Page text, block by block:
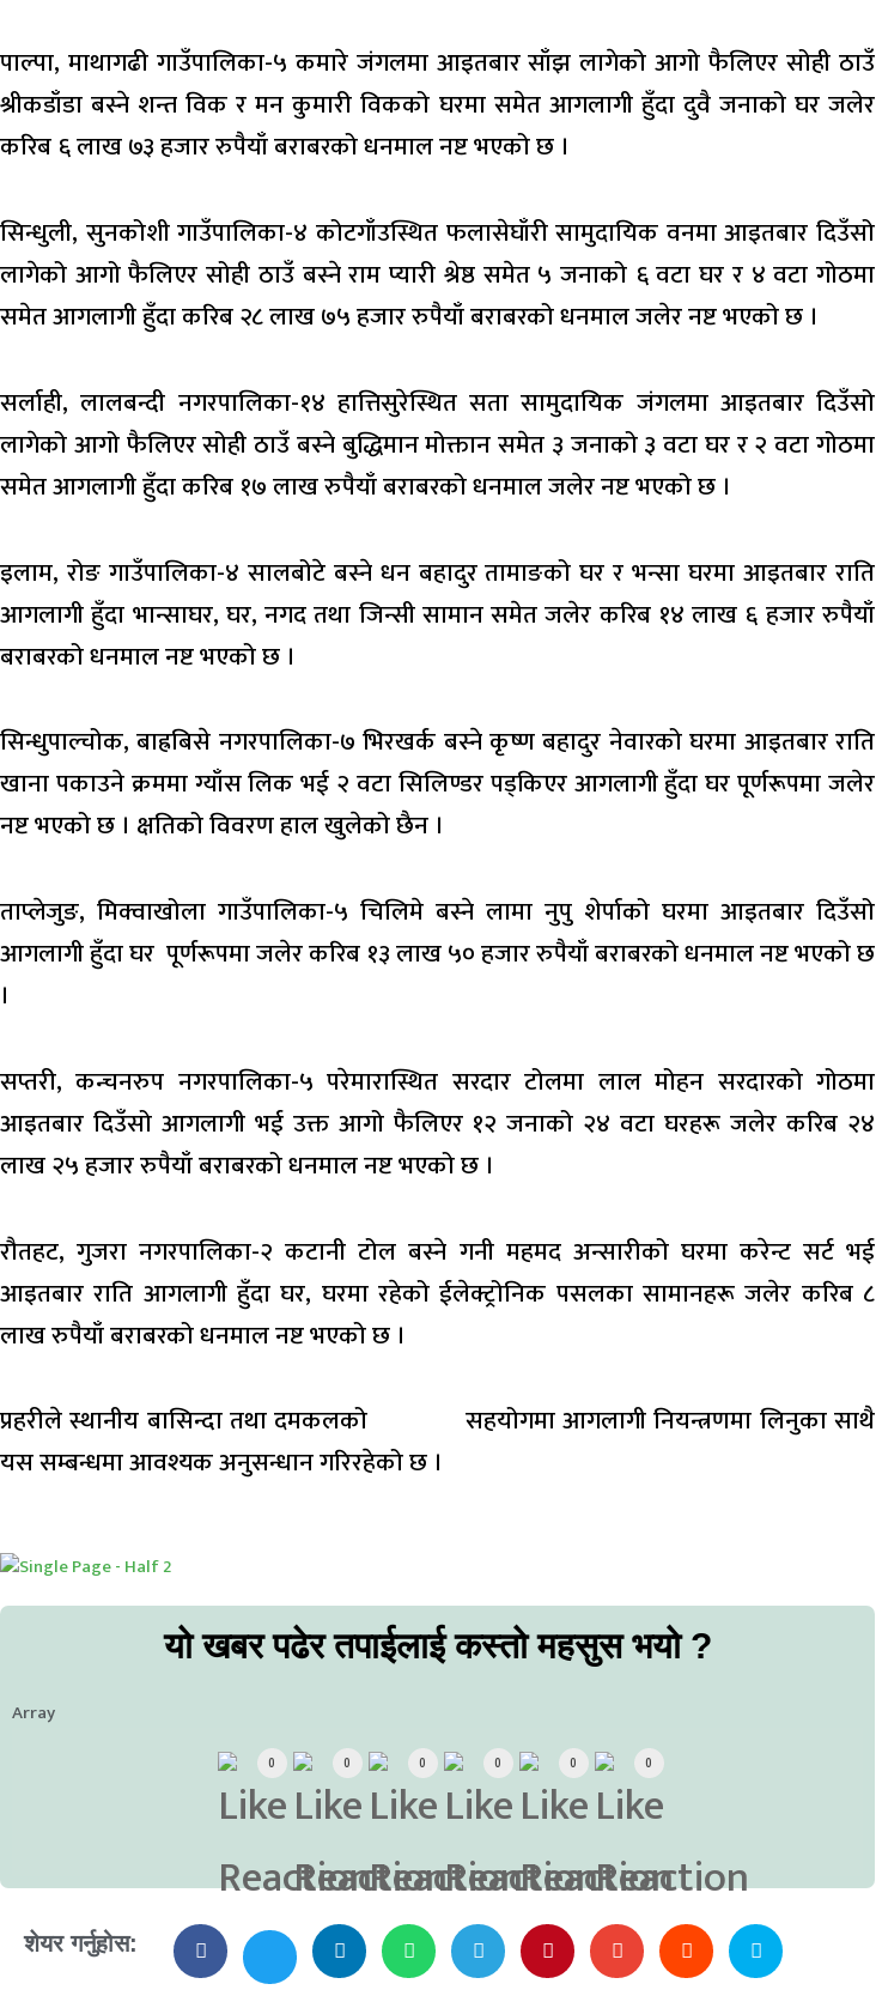
पाल्पा, माथागढी गाउँपालिका-५ कमारे जंगलमा आइतबार साँझ लागेको आगो फैलिएर सोही ठाउँ
श्रीकडाँडा बस्ने शन्त विक र मन कुमारी विकको घरमा समेत आगलागी हुँदा दुवै जनाको घर जलेर
करिब ६ लाख ७३ हजार रुपैयाँ बराबरको धनमाल नष्ट भएको छ ।
सिन्धुली, सुनकोशी गाउँपालिका-४ कोटगाँउस्थित फलासेघाँरी सामुदायिक वनमा आइतबार दिउँसो
लागेको आगो फैलिएर सोही ठाउँ बस्ने राम प्यारी श्रेष्ठ समेत ५ जनाको ६ वटा घर र ४ वटा गोठमा
समेत आगलागी हुँदा करिब २८ लाख ७५ हजार रुपैयाँ बराबरको धनमाल जलेर नष्ट भएको छ ।
सर्लाही, लालबन्दी नगरपालिका-१४ हात्तिसुरेस्थित सता सामुदायिक जंगलमा आइतबार दिउँसो
लागेको आगो फैलिएर सोही ठाउँ बस्ने बुद्धिमान मोक्तान समेत ३ जनाको ३ वटा घर र २ वटा गोठमा
समेत आगलागी हुँदा करिब १७ लाख रुपैयाँ बराबरको धनमाल जलेर नष्ट भएको छ ।
इलाम, रोङ गाउँपालिका-४ सालबोटे बस्ने धन बहादुर तामाङको घर र भन्सा घरमा आइतबार राति
आगलागी हुँदा भान्साघर, घर, नगद तथा जिन्सी सामान समेत जलेर करिब १४ लाख ६ हजार रुपैयाँ
बराबरको धनमाल नष्ट भएको छ ।
सिन्धुपाल्चोक, बाह्रबिसे नगरपालिका-७ भिरखर्क बस्ने कृष्ण बहादुर नेवारको घरमा आइतबार राति
खाना पकाउने क्रममा ग्याँस लिक भई २ वटा सिलिण्डर पड्किएर आगलागी हुँदा घर पूर्णरूपमा जलेर
नष्ट भएको छ । क्षतिको विवरण हाल खुलेको छैन ।
ताप्लेजुङ, मिक्वाखोला गाउँपालिका-५ चिलिमे बस्ने लामा नुपु शेर्पाको घरमा आइतबार दिउँसो
आगलागी हुँदा घर पूर्णरूपमा जलेर करिब १३ लाख ५० हजार रुपैयाँ बराबरको धनमाल नष्ट भएको छ
।
सप्तरी, कन्चनरुप नगरपालिका-५ परेमारास्थित सरदार टोलमा लाल मोहन सरदारको गोठमा
आइतबार दिउँसो आगलागी भई उक्त आगो फैलिएर १२ जनाको २४ वटा घरहरू जलेर करिब २४
लाख २५ हजार रुपैयाँ बराबरको धनमाल नष्ट भएको छ ।
रौतहट, गुजरा नगरपालिका-२ कटानी टोल बस्ने गनी महमद अन्सारीको घरमा करेन्ट सर्ट भई
आइतबार राति आगलागी हुँदा घर, घरमा रहेको ईलेक्ट्रोनिक पसलका सामानहरू जलेर करिब ८
लाख रुपैयाँ बराबरको धनमाल नष्ट भएको छ ।
प्रहरीले स्थानीय बासिन्दा तथा दमकलको सहयोगमा आगलागी नियन्त्रणमा लिनुका साथै
यस सम्बन्धमा आवश्यक अनुसन्धान गरिरहेको छ ।
यो खबर पढेर तपाईलाई कस्तो महसुस भयो ?
Array
0 0 0 0 0 0
शेयर गर्नुहोस: